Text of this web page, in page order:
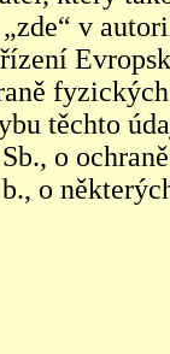
v
těchto
o
o